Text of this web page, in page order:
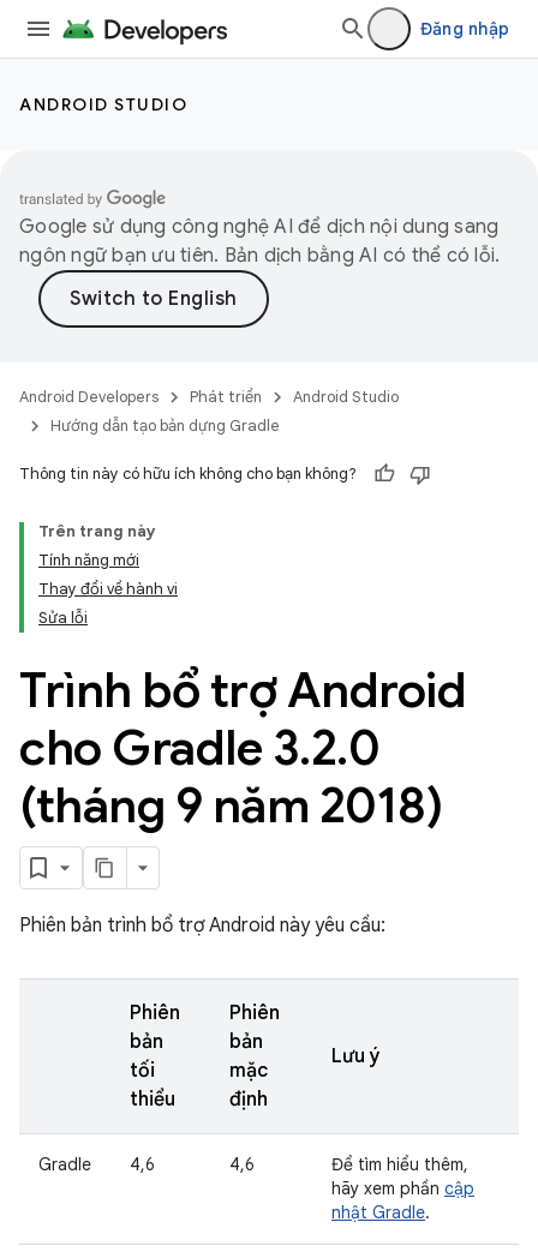
Đăng nhập
ANDROID STUDIO
Google sử dụng công nghệ AI để dịch nội dung sang
ngôn ngữ bạn ưu tiên. Bản dịch bằng AI có thể có lỗi.
Android Developers Phát triển
Android Studio
Hướng dẫn tạo bản dựng Gradle
Thông tin này có hữu ích không cho bạn không?
Trên trang này
Tính năng mới
Thay đổi về hành vi
Sửa lỗi
Trình bổ trợ Android
cho Gradle 3.2.0
(tháng 9 năm 2018)
Phiên bản trình bổ trợ Android này yêu cầu:
Phiên
bản
tối
thiểu
Phiên
bản
mặc
định
Lưu ý
Gradle 4,6 4,6
Để tìm hiểu thêm,
hãy xem phần cập
nhật Gradle.